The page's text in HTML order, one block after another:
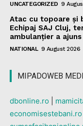
UNCATEGORIZED 9
Atac cu topoare și
Echipaj SAJ Cluj,
ambulanțier a
NATIONAL 9 August 2026
MIPADOWEB
dbonline.ro
economisestebani.ro